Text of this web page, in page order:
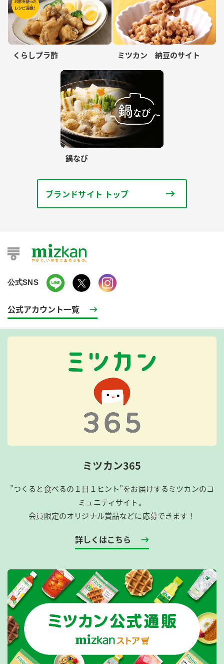
くらしプラ酢 ミツカン 納豆のサイト
鍋なび
ブランドサイト トップ
公式SNS
公式アカウント一覧
ミツカン365
”つくると食べるの１日１ヒント”をお届けするミツカンのコ
ミュニティサイト。
会員限定のオリジナル賞品などに応募できます！
詳しくはこちら